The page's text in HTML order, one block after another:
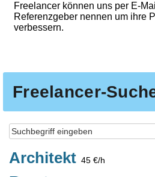
Freelancer-
Architekt 45 €/h
Freelancer können uns per E-
Referenzgeber nennen um ihre
verbessern.